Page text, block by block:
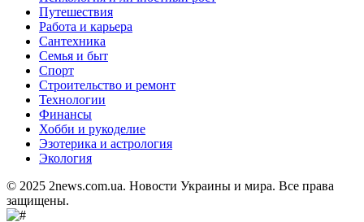
Путешествия
Работа и карьера
Сантехника
Семья и быт
Спорт
Строительство и ремонт
Технологии
Финансы
Хобби и рукоделие
Эзотерика и астрология
Экология
© 2025 2news.com.ua. Новости Украины и мира. Все права
защищены.